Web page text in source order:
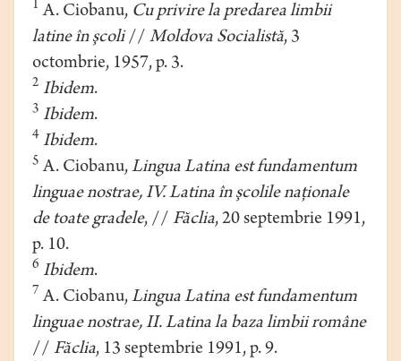
1 A. Ciobanu, Cu privire la predarea limbii
latine în şcoli// Moldova Socialistă, 3
octombrie, 1957, p. 3.
2 Ibidem.
3 Ibidem.
4 Ibidem.
5 A. Ciobanu,Lingua Latina est fundamentum
linguae nostrae, IV. Latina în şcolile naţionale
de toate gradele, // Făclia, 20 septembrie 1991,
p. 10.
6 Ibidem.
7 A. Ciobanu,Lingua Latina est fundamentum
linguae nostrae, II. Latina la baza limbii române
// Făclia, 13 septembrie 1991, p. 9.